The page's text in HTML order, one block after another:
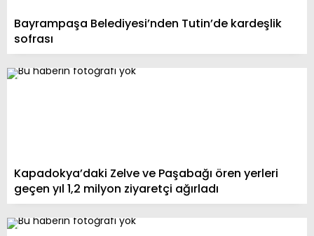
Bayrampaşa Belediyesi’nden Tutin’de kardeşlik
sofrası
Kapadokya’daki Zelve ve Paşabağı ören yerleri
geçen yıl 1,2 milyon ziyaretçi ağırladı